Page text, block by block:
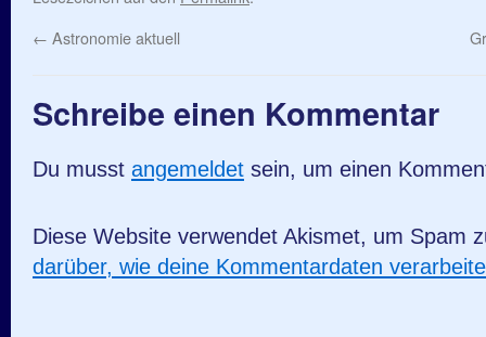
← Astronomie aktuell
Schreibe einen Kommentar
Du musst angemeldet sein, um einen
Diese Website verwendet Akismet, um Spam
darüber, wie deine Kommentardaten